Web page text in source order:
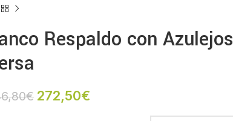
Respaldo con Azulejos
€ 272,50€